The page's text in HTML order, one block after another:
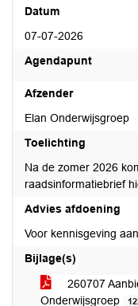
Datum
07-07-2026
Agendapunt
Afzender
Elan Onderwijsgroep
Toelichting
Na de zomer 2026
raadsinformatiebrief
Advies afdoening
Voor kennisgeving
Bijlage(s)
260707
Onderwijsgroep